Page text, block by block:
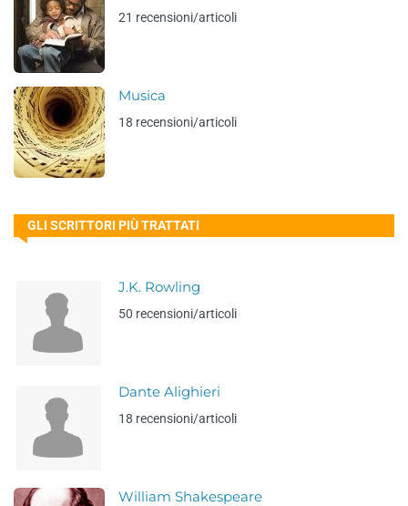
21 recensioni/articoli
Musica
18 recensioni/articoli
GLI SCRITTORI PIÙ TRATTATI
J.K. Rowling
50 recensioni/articoli
Dante Alighieri
18 recensioni/articoli
William Shakespeare